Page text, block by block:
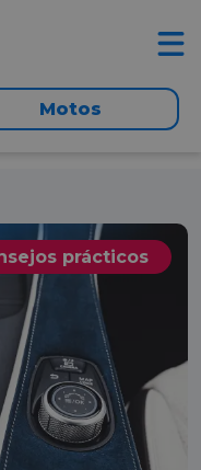
Motos
prácticos